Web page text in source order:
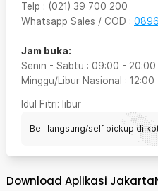
Telp : (021) 39 700 200
Whatsapp Sales / COD :
Jam buka:
Senin - Sabtu : 09:00 - 20:00
Minggu/Libur Nasional : 12:00
Idul Fitri: libur
Beli langsung/self pickup di
Download Aplikasi